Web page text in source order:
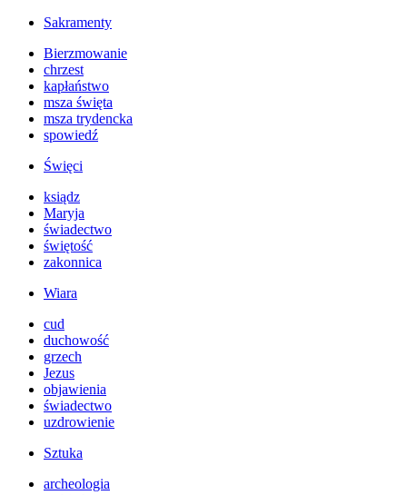
Sakramenty
Bierzmowanie
chrzest
kapłaństwo
msza święta
msza trydencka
spowiedź
Święci
ksiądz
Maryja
świadectwo
świętość
zakonnica
Wiara
cud
duchowość
grzech
Jezus
objawienia
świadectwo
uzdrowienie
Sztuka
archeologia